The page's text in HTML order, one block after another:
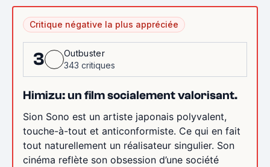
Critique négative la plus appréciée
3
Outbuster
343 critiques
Himizu: un film socialement valorisant.
Sion Sono est un artiste japonais polyvalent,
touche-à-tout et anticonformiste. Ce qui en fait
tout naturellement un réalisateur singulier. Son
cinéma reflète son obsession d’une société